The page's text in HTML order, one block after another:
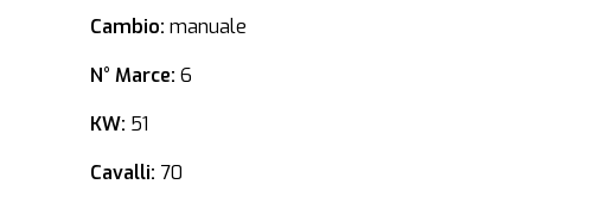
Cambio: manuale
N° Marce: 6
KW: 51
Cavalli: 70